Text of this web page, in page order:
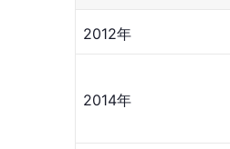
2012年
2014年